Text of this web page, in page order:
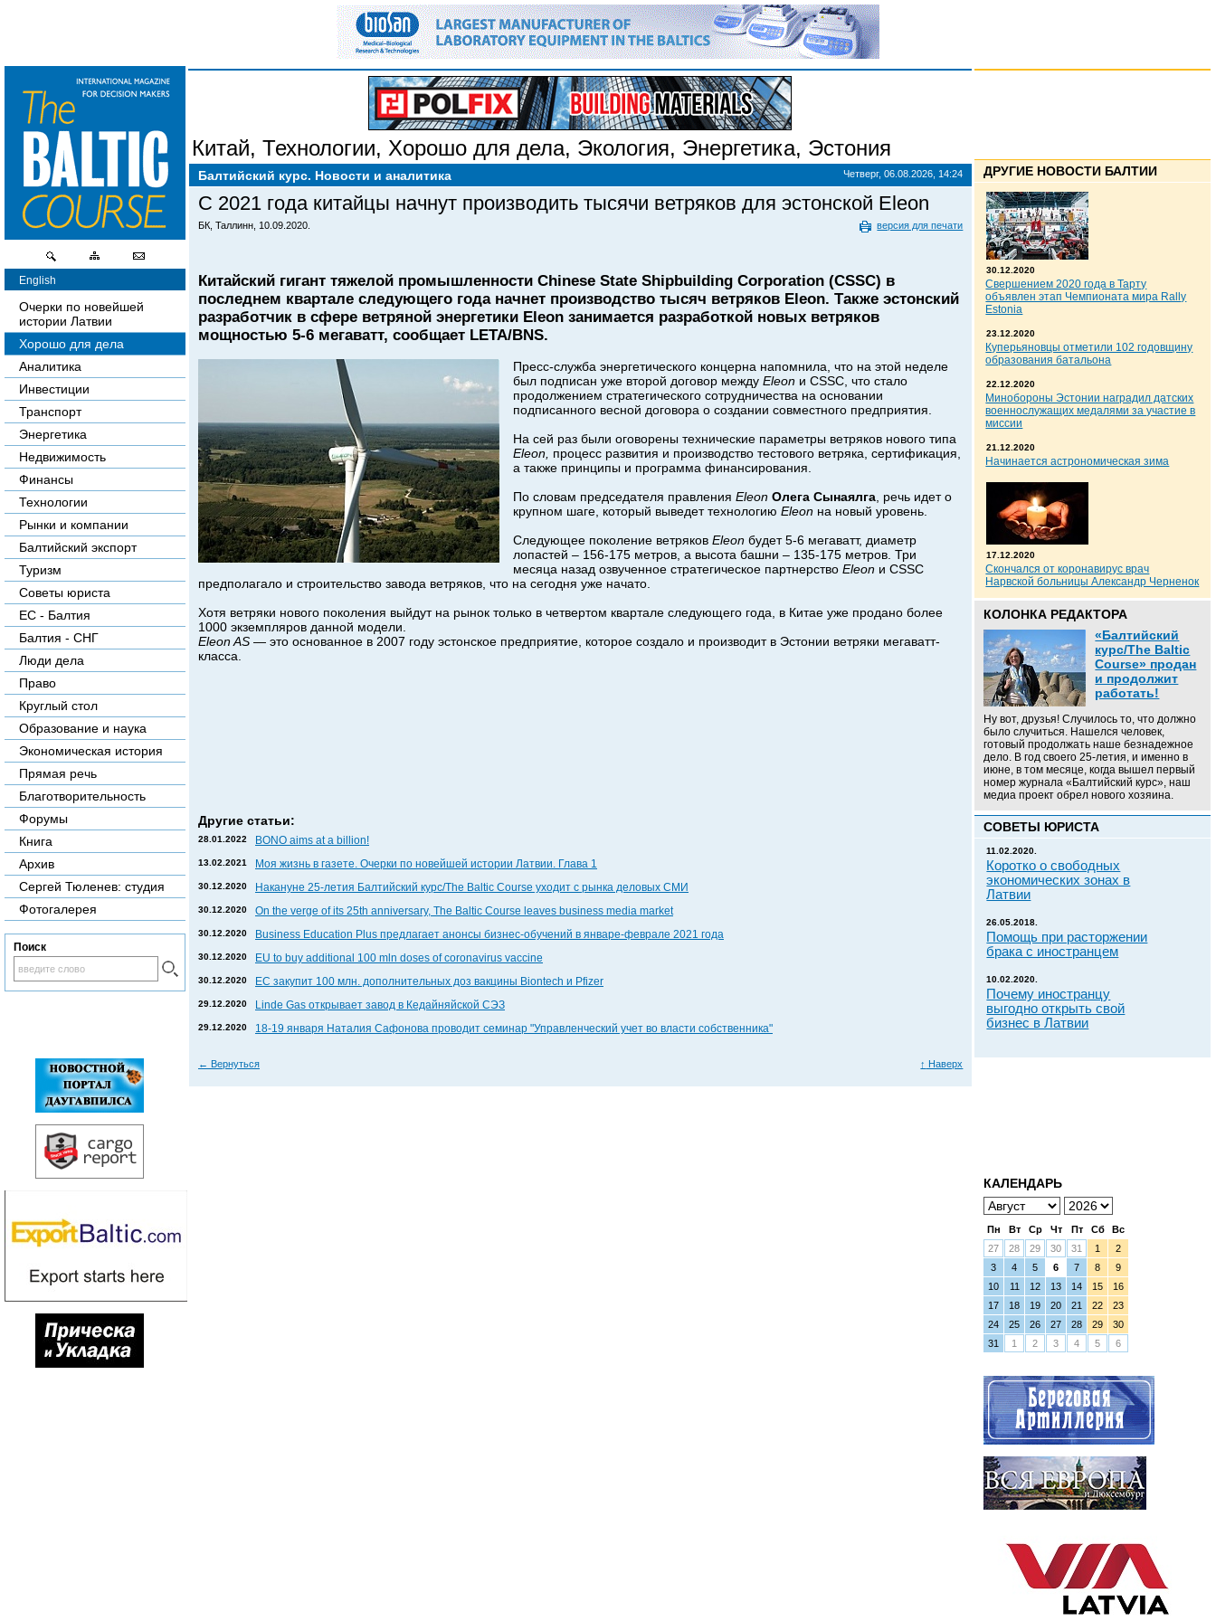
Китай, Технологии, Хорошо для дела, Экология, Энергетика, Эстония
Балтийский курс. Новости и аналитика Четверг, 06.08.2026, 14:24
С 2021 года китайцы начнут производить тысячи ветряков для эстонской Eleon
БК, Таллинн, 10.09.2020. версия для печати
Китайский гигант тяжелой промышленности Chinese State Shipbuilding Corporation (CSSC) в
последнем квартале следующего года начнет производство тысяч ветряков Eleon. Также эстонский
разработчик в сфере ветряной энергетики Eleon занимается разработкой новых ветряков
мощностью 5-6 мегаватт, сообщает LETA/BNS.
Пресс-служба энергетического концерна напомнила, что на этой неделе
был подписан уже второй договор между Eleon и CSSC, что стало
продолжением стратегического сотрудничества на основании
подписанного весной договора о создании совместного предприятия.
На сей раз были оговорены технические параметры ветряков нового типа
Eleon, процесс развития и производство тестового ветряка, сертификация,
а также принципы и программа финансирования.
По словам председателя правления Eleon Олега Сынаялга , речь идет о
крупном шаге, который выведет технологию Eleon на новый уровень.
Следующее поколение ветряков Eleon будет 5-6 мегаватт, диаметр
лопастей – 156-175 метров, а высота башни – 135-175 метров. Три
месяца назад озвученное стратегическое партнерство Eleon и CSSC
предполагало и строительство завода ветряков, что на сегодня уже начато.
Хотя ветряки нового поколения выйдут на рынок только в четвертом квартале следующего года, в Китае уже продано более
1000 экземпляров данной модели.
Eleon AS — это основанное в 2007 году эстонское предприятие, которое создало и производит в Эстонии ветряки мегаватт-
класса.
Другие статьи:
28.01.2022 BONO aims at a billion!
13.02.2021 Моя жизнь в газете. Очерки по новейшей истории Латвии. Глава 1
30.12.2020 Накануне 25-летия Балтийский курс/The Baltic Course уходит с рынка деловых СМИ
30.12.2020 On the verge of its 25th anniversary, The Baltic Course leaves business media market
30.12.2020 Business Education Plus предлагает анонсы бизнес-обучений в январе-феврале 2021 года
30.12.2020 EU to buy additional 100 mln doses of coronavirus vaccine
30.12.2020 ЕС закупит 100 млн. дополнительных доз вакцины Biontech и Pfizer
29.12.2020 Linde Gas открывает завод в Кедайняйской СЭЗ
29.12.2020 18-19 января Наталия Сафонова проводит семинар "Управленческий учет во власти собственника"
← Вернуться ↑ Наверх
English
Очерки по новейшей
истории Латвии
Хорошо для дела
Аналитика
Инвестиции
Транспорт
Энергетика
Недвижимость
Финансы
Технологии
Рынки и компании
Балтийский экспорт
Туризм
Советы юриста
ЕС - Балтия
Балтия - СНГ
Люди дела
Право
Круглый стол
Образование и наука
Экономическая история
Прямая речь
Благотворительность
Форумы
Книга
Архив
Сергей Тюленев: студия
Фотогалерея
Поиск
ДРУГИЕ НОВОСТИ БАЛТИИ
30.12.2020
Свершением 2020 года в Тарту
объявлен этап Чемпионата мира Rally
Estonia
23.12.2020
Куперьяновцы отметили 102 годовщину
образования батальона
22.12.2020
Минобороны Эстонии наградил датских
военнослужащих медалями за участие в
миссии
21.12.2020
Начинается астрономическая зима
17.12.2020
Скончался от коронавирус врач
Нарвской больницы Александр Черненок
КОЛОНКА РЕДАКТОРА
«Балтийский
курс/The Baltic
Course» продан
и продолжит
работать!
Ну вот, друзья! Случилось то, что должно
было случиться. Нашелся человек,
готовый продолжать наше безнадежное
дело. В год своего 25-летия, и именно в
июне, в том месяце, когда вышел первый
номер журнала «Балтийский курс», наш
медиа проект обрел нового хозяина.
СОВЕТЫ ЮРИСТА
11.02.2020.
Коротко о свободных
экономических зонах в
Латвии
26.05.2018.
Помощь при расторжении
брака с иностранцем
10.02.2020.
Почему иностранцу
выгодно открыть свой
бизнес в Латвии
КАЛЕНДАРЬ
Пн Вт Ср Чт Пт Сб
Вс
27
28 29 30 31 1
2
3
4 5 6 7 8
9
10
11 12 13 14 15
16
17
18 19 20 21 22
23
24
25 26 27 28 29
30
31
1 2 3 4 5 6